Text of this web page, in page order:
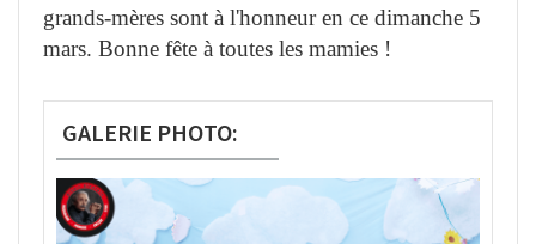
grands-mères sont à l'honneur en ce dimanche 5
mars. Bonne fête à toutes les mamies !
GALERIE PHOTO: